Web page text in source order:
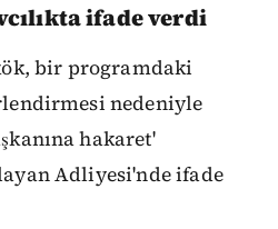
ifade verdi
bir programdaki
nedeniyle
hakaret'
Adliyesi'nde ifade